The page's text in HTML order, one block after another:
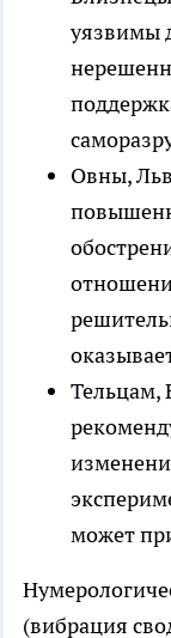
уязвимы
Овны,
Тельцам,
может
(вибрация